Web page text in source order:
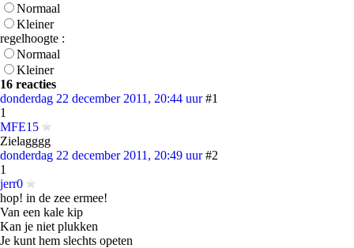
Normaal
Kleiner
regelhoogte :
Normaal
Kleiner
16 reacties
donderdag 22 december 2011, 20:44 uur #1
1
MFE15
Zielagggg
donderdag 22 december 2011, 20:49 uur #2
1
jerr0
hop! in de zee ermee!
Van een kale kip
Kan je niet plukken
Je kunt hem slechts opeten